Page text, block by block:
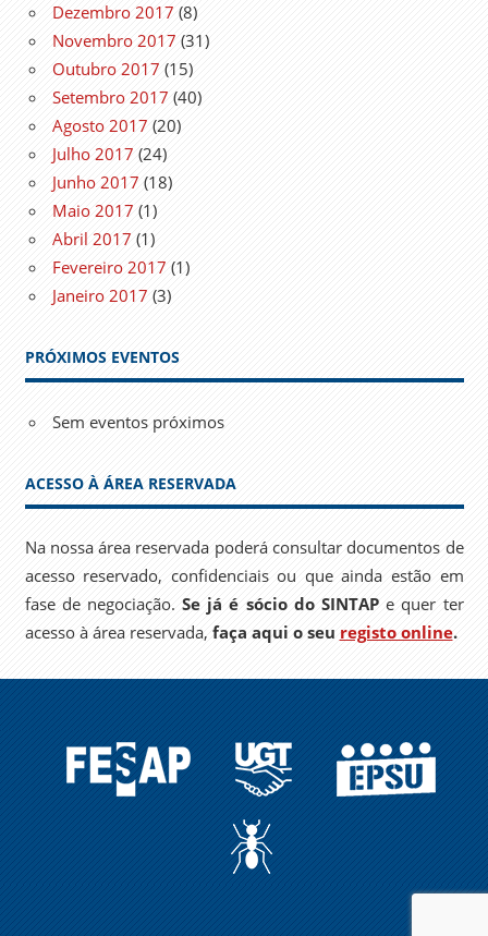
Dezembro 2017 (8)
Novembro 2017 (31)
Outubro 2017 (15)
Setembro 2017 (40)
Agosto 2017 (20)
Julho 2017 (24)
Junho 2017 (18)
Maio 2017 (1)
Abril 2017 (1)
Fevereiro 2017 (1)
Janeiro 2017 (3)
PRÓXIMOS EVENTOS
Sem eventos próximos
ACESSO À ÁREA RESERVADA
Na nossa área reservada poderá consultar documentos de
acesso reservado, confidenciais ou que ainda estão em
fase de negociação.Se já é sócio do SINTAPe quer ter
acesso à área reservada, faça aqui o seu registo online.
FESAP UGT EPSU
A
FORMIGA